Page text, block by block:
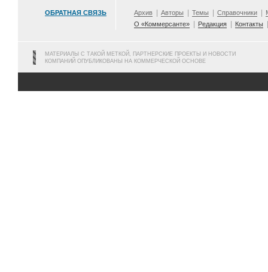
ОБРАТНАЯ СВЯЗЬ Архив Авторы Темы Справочники
О «Коммерсанте»
Редакция Контакты
МАТЕРИАЛЫ С ТАКОЙ МЕТКОЙ, ПАРТНЕРСКИЕ ПРОЕКТЫ И НОВОСТИ
КОМПАНИЙ ОПУБЛИКОВАНЫ НА КОММЕРЧЕСКОЙ ОСНОВЕ